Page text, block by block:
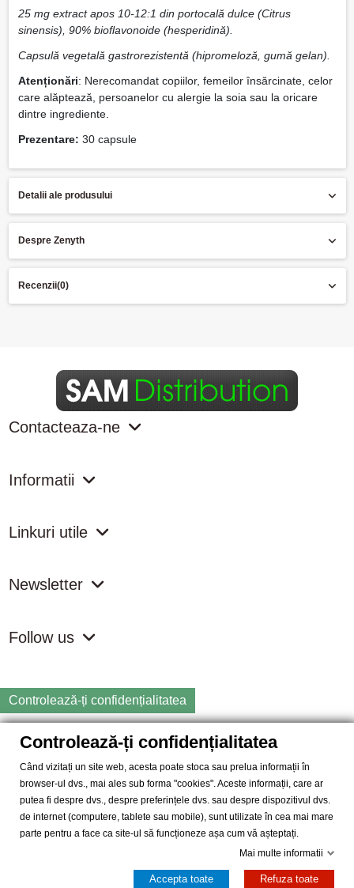
25 mg extract apos 10-12:1 din portocală dulce (Citrus
sinensis), 90% bioflavonoide (hesperidină).
Capsulă vegetală gastrorezistentă (hipromeloză, gumă gelan).
Atenționări: Nerecomandat copiilor, femeilor însărcinate, celor
care alăptează, persoanelor cu alergie la soia sau la oricare
dintre ingrediente.
Prezentare: 30 capsule
Detalii ale produsului
Despre Zenyth
Recenzii(0)
Contacteaza-ne
Informatii
Linkuri utile
Newsletter
Follow us
Controlează-ți confidențialitatea
Copyright
2026 samdistribution.ro - Magazin online cu Produse
SAM DISTRIBUTION S.R.L.- Cod fiscal: RO14935035, Registrul
Comertului: J40/10004/2002, Adresa: Str. Dimieni, nr. 7, Bucuresti,
sector 5.
Controlează-ți confidențialitatea
Când vizitați un site web, acesta poate stoca sau prelua informații în
browser-ul dvs., mai ales sub forma "cookies". Aceste informații, care ar
putea fi despre dvs., despre preferințele dvs. sau despre dispozitivul dvs.
de internet (computere, tablete sau mobile), sunt utilizate în cea mai mare
parte pentru a face ca site-ul să funcționeze așa cum vă așteptați.
Mai multe informatii
Accepta toate Refuza toate